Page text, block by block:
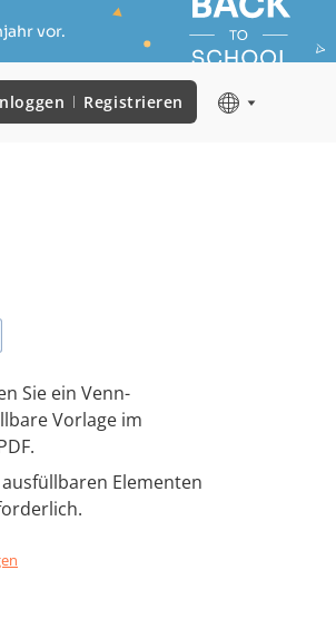
vor.
Registrieren
Sie ein Venn-
Vorlage im
Elementen